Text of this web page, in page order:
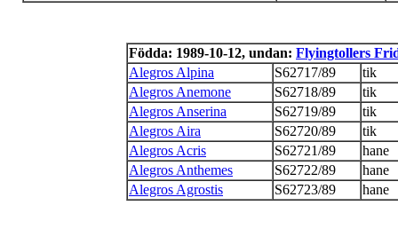
Födda: 1989-10-12, undan: Flyingtollers
Alegros Alpina
S62717/89
tik
Alegros Anemone
S62718/89
tik
Alegros Anserina
S62719/89
tik
Alegros Aira
S62720/89
tik
Alegros Acris
S62721/89
hane
Alegros Anthemes
S62722/89
hane
Alegros Agrostis
S62723/89 hane